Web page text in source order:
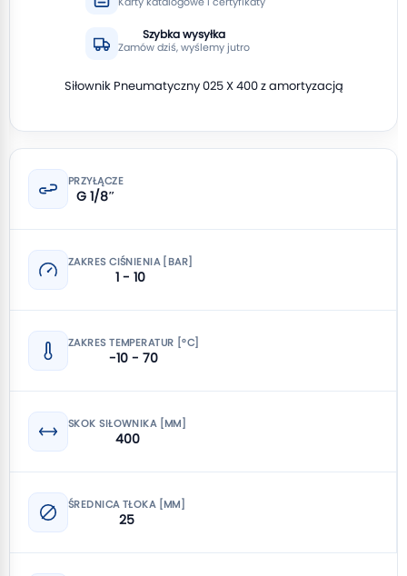
Szybka wysyłka
Zamów dziś, wyślemy jutro
Siłownik Pneumatyczny 025 X 400 z amortyzacją
PRZYŁĄCZE
G 1/8″
ZAKRES CIŚNIENIA [BAR]
1 - 10
ZAKRES TEMPERATUR [°C]
-10 - 70
SKOK SIŁOWNIKA [MM]
400
ŚREDNICA TŁOKA [MM]
25